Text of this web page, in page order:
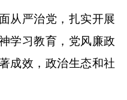
严治党，扎实开展
学习教育，党风廉政
成效，政治生态和社